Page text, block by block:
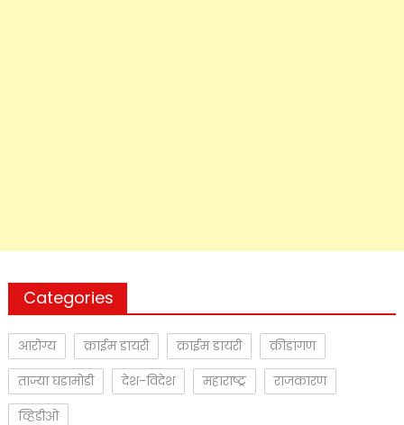
Categories
आरोग्य क्राईम डायरी क्राईम डायरी
क्रीडांगण
ताज्या घडामोडी
देश-विदेश महाराष्ट्र
राजकारण
व्हिडीओ